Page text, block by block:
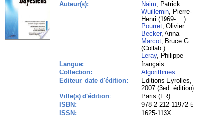
Auteur(s): Näim, Patrick
Wuillemin, Pierre-
Henri (1969-....)
Pourret, Olivier
Becker, Anna
Marcot, Bruce G.
(Collab.)
Leray, Philippe
Langue:
français
Collection:
Algorithmes
Editeur, date d'édition:
Editions Eyrolles,
2007 (3ed. édition)
Ville(s) d'édition:
Paris (FR)
ISBN:
978-2-212-11972-5
ISSN:
1625-113X